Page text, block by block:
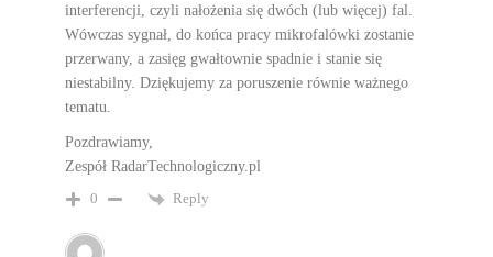
interferencji, czyli nałożenia się dwóch (lub więcej) fal.
Wówczas sygnał, do końca pracy mikrofalówki zostanie
przerwany, a zasięg gwałtownie spadnie i stanie się
niestabilny. Dziękujemy za poruszenie równie ważnego
tematu.
Pozdrawiamy,
Zespół RadarTechnologiczny.pl
0
Reply